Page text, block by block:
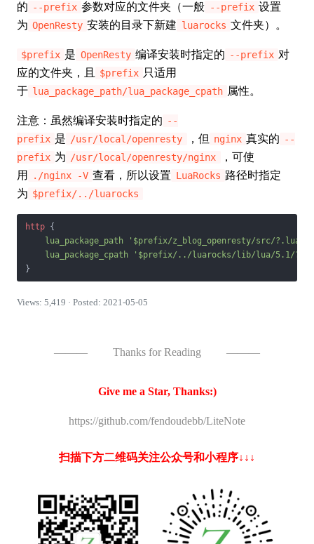
的 --prefix 参数对应的文件夹（一般 --prefix 设置
为 OpenResty 安装的目录下新建 luarocks 文件夹）。
$prefix 是 OpenResty 编译安装时指定的 --prefix 对
应的文件夹，且
$prefix 只适用
于 lua_package_path/lua_package_cpath 属性。
注意：虽然编译安装时指定的 --
prefix 是 /usr/local/openresty ，但 nginx 真实的 --
prefix 为 /usr/local/openresty/nginx
，可使
用
./nginx -V 查看，所以设置 LuaRocks 路径时指定
为 $prefix/../luarocks
http {
lua_package_path
'$prefix/z_blog_openresty/src/
lua_package_cpath
'$prefix/../luarocks/lib/lua/5.1/
}
Views: 5,419 · Posted: 2021-05-05
——— Thanks for Reading ———
Give me a Star, Thanks:)
https://github.com/fendoudebb/LiteNote
扫描下方二维码关注公众号和小程序↓↓↓